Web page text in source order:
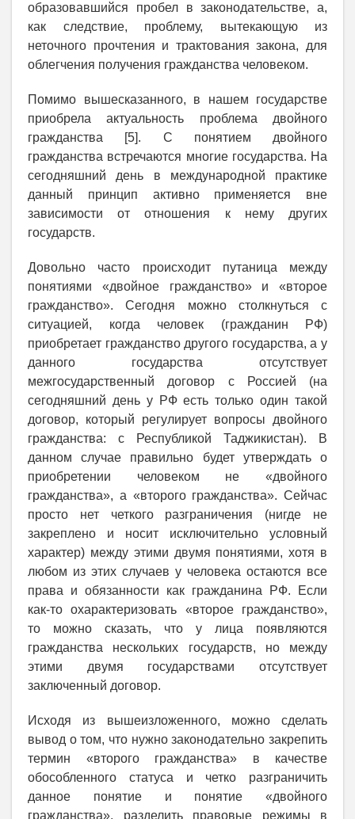
образовавшийся пробел в законодательстве, а,
как следствие, проблему, вытекающую из
неточного прочтения и трактования закона, для
облегчения получения гражданства человеком.
Помимо вышесказанного, в нашем государстве
приобрела актуальность проблема двойного
гражданства [5]. С понятием двойного
гражданства встречаются многие государства. На
сегодняшний день в международной практике
данный принцип активно применяется вне
зависимости от отношения к нему других
государств.
Довольно часто происходит путаница между
понятиями «двойное гражданство» и «второе
гражданство». Сегодня можно столкнуться с
ситуацией, когда человек (гражданин РФ)
приобретает гражданство другого государства, а у
данного государства отсутствует
межгосударственный договор с Россией (на
сегодняшний день у РФ есть только один такой
договор, который регулирует вопросы двойного
гражданства: с Республикой Таджикистан). В
данном случае правильно будет утверждать о
приобретении человеком не «двойного
гражданства», а «второго гражданства». Сейчас
просто нет четкого разграничения (нигде не
закреплено и носит исключительно условный
характер) между этими двумя понятиями, хотя в
любом из этих случаев у человека остаются все
права и обязанности как гражданина РФ. Если
как-то охарактеризовать «второе гражданство»,
то можно сказать, что у лица появляются
гражданства нескольких государств, но между
этими двумя государствами отсутствует
заключенный договор.
Исходя из вышеизложенного, можно сделать
вывод о том, что нужно законодательно закрепить
термин «второго гражданства» в качестве
обособленного статуса и четко разграничить
данное понятие и понятие «двойного
гражданства», разделить правовые режимы в